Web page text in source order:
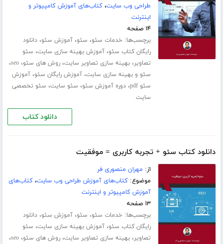
طراحی وب سایت،کتاب‌های آموزش کامپیوتر و
اینترنت
۱۴ صفحه
برچسب‌ها: خدمات سئو، سئو،آموزش سئو،دانلود
رایگان کتاب سئو،آموزش بهینه سازی سایت، سئو
تصاویر،بهینه سازی تصاویر سایت،روش های سئو،seo،
سئو و بهینه سازی سایت،آموزش رایگان سئو،آموزش
سئو pdf
،دوره آموزش سئو، سئو سایت، سئو تخصصی
سایت
دانلود کتاب
دانلود کتاب سئو + تجربه کاربری = موفقیت
از: مهران منصوری فر
موضوع:کتاب‌های آموزش طراحی وب سایت،کتاب‌های
آموزش کامپیوتر و اینترنت
۱۳ صفحه
برچسب‌ها: خدمات سئو، سئو،آموزش سئو،دانلود
رایگان کتاب سئو،آموزش بهینه سازی سایت، سئو
تصاویر،بهینه سازی تصاویر سایت،روش های سئو،seo،